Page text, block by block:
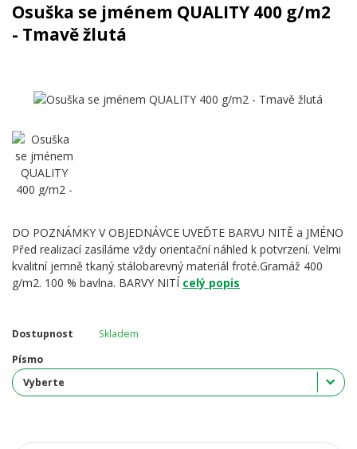
Osuška se jménem QUALITY 400 g/m2
- Tmavě žlutá
DO POZNÁMKY V OBJEDNÁVCE UVEĎTE BARVU NITĚ a JMÉNO
Před realizací zasíláme vždy orientační náhled k potvrzení. Velmi
kvalitní jemně tkaný stálobarevný materiál froté.Gramáž 400
g/m2. 100 % bavlna. BARVY NITÍ celý popis
Dostupnost
Skladem
Písmo